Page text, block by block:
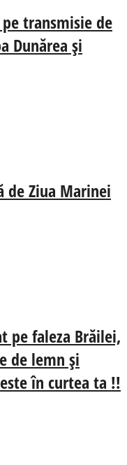
transmisie de
Dunărea și
de Ziua Marinei
pe faleza Brăilei,
de lemn și
în curtea ta !!